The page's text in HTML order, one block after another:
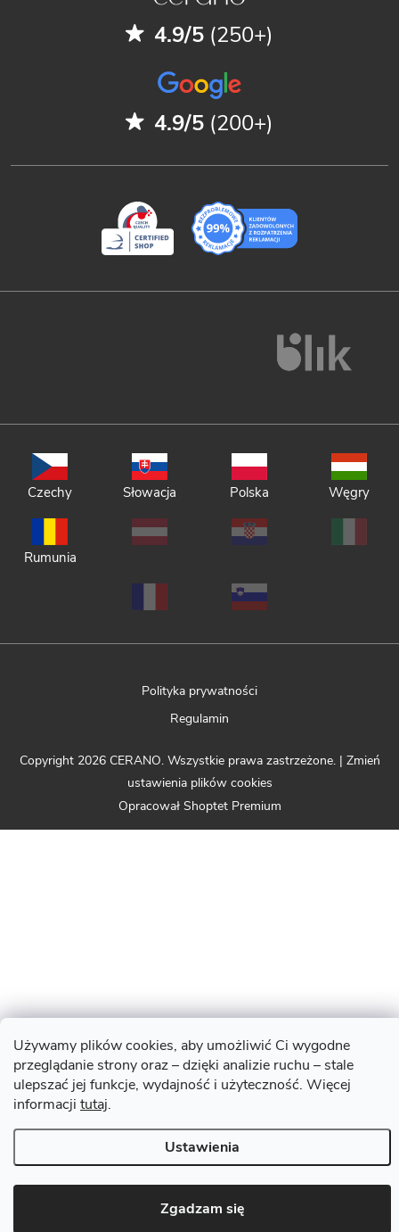
Używamy plików cookies, aby umożliwić Ci wygodne
przeglądanie strony oraz – dzięki analizie ruchu – stale
ulepszać jej funkcje, wydajność i użyteczność. Więcej
informacji tutaj.
Ustawienia
Zgadzam się
4.9/5 (250+)
4.9/5 (200+)
Czechy Słowacja Polska Węgry
Rumunia
Polityka prywatności
Regulamin
Opracował Shoptet Premium
Copyright 2026 CERANO. Wszystkie prawa zastrzeżone. | Zmień
ustawienia plików cookies